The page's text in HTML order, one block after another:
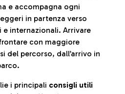
e accompagna ogni
in partenza verso
e internazionali. Arrivare
con maggiore
del percorso, dall’arrivo in
i principali consigli utili